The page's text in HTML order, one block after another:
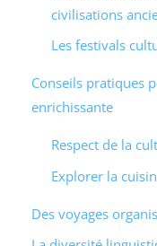
civilisations
Les festivals
Conseils pratiques
enrichissante
Respect de la
Explorer la
Des voyages